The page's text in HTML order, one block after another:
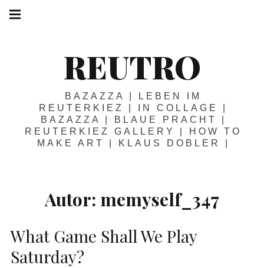
Springe
zum
REUTRO
BAZAZZA | LEBEN IM
REUTERKIEZ | IN COLLAGE |
BAZAZZA | BLAUE PRACHT |
REUTERKIEZ GALLERY | HOW TO
MAKE ART | KLAUS DOBLER |
Autor: memyself_347
What Game Shall We Play
Saturday?